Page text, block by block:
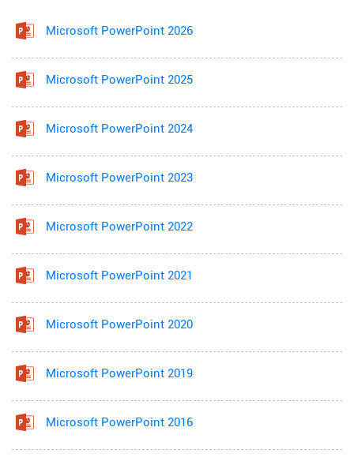
Microsoft PowerPoint 2026
Microsoft PowerPoint 2025
Microsoft PowerPoint 2024
Microsoft PowerPoint 2023
Microsoft PowerPoint 2022
Microsoft PowerPoint 2021
Microsoft PowerPoint 2020
Microsoft PowerPoint 2019
Microsoft PowerPoint 2016